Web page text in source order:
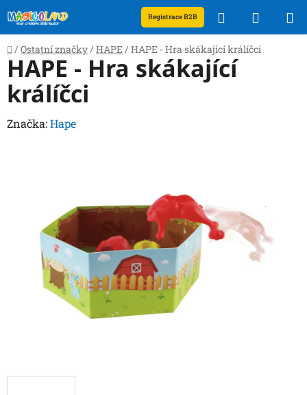
na
obsah
Registrace B2B Hledat
KOŠÍK
Domů
/ Ostatní značky / HAPE / HAPE - Hra skákající králíčci
HAPE - Hra skákající
králíčci
Značka:Hape